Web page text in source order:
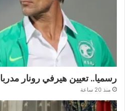
رسميا.. تعيين هيرفي رونار
منذ 20 ساعة